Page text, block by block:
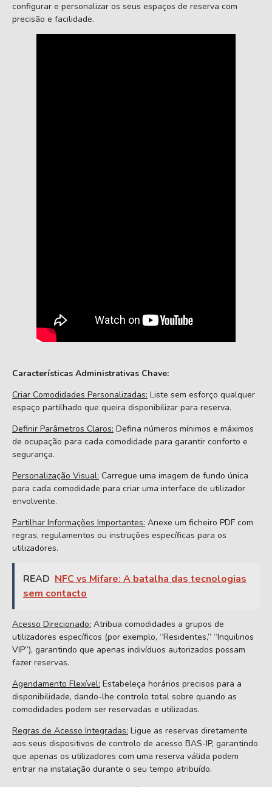
configurar e personalizar os seus espaços de reserva com
precisão e facilidade.
Características Administrativas Chave:
Criar Comodidades Personalizadas: Liste sem esforço qualquer
espaço partilhado que queira disponibilizar para reserva.
Definir Parâmetros Claros: Defina números mínimos e máximos
de ocupação para cada comodidade para garantir conforto e
segurança.
Personalização Visual: Carregue uma imagem de fundo única
para cada comodidade para criar uma interface de utilizador
envolvente.
Partilhar Informações Importantes: Anexe um ficheiro PDF com
regras, regulamentos ou instruções específicas para os
utilizadores.
READ NFC vs Mifare: A batalha das tecnologias
sem contacto
Acesso Direcionado: Atribua comodidades a grupos de
utilizadores específicos (por exemplo, “Residentes,” “Inquilinos
VIP”), garantindo que apenas indivíduos autorizados possam
fazer reservas.
Agendamento Flexível: Estabeleça horários precisos para a
disponibilidade, dando-lhe controlo total sobre quando as
comodidades podem ser reservadas e utilizadas.
Regras de Acesso Integradas: Ligue as reservas diretamente
aos seus dispositivos de controlo de acesso BAS-IP, garantindo
que apenas os utilizadores com uma reserva válida podem
entrar na instalação durante o seu tempo atribuído.